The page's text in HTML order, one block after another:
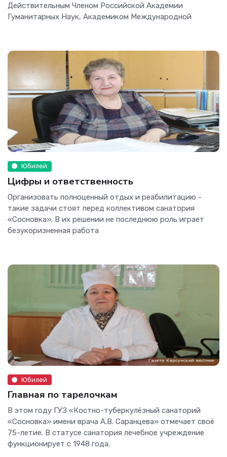
Действительным Членом Российской Академии
Гуманитарных Наук, Академиком Международной
Юбилей
Цифры и ответственность
Организовать полноценный отдых и реабилитацию -
такие задачи стоят перед коллективом санатория
«Сосновка». В их решении не последнюю роль играет
безукоризненная работа
Юбилей
Главная по тарелочкам
В этом году ГУЗ «Костно-туберкулёзный санаторий
«Сосновка» имени врача А.В. Саранцева» отмечает своё
75-летие. В статусе санатория лечебное учреждение
функционирует с 1948 года.